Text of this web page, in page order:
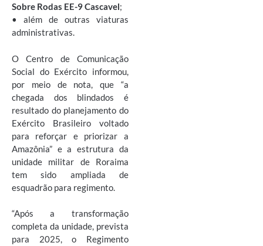
Sobre Rodas EE-9 Cascavel;
• além de outras viaturas
administrativas.
O Centro de Comunicação
Social do Exército informou,
por meio de nota, que “a
chegada dos blindados é
resultado do planejamento do
Exército Brasileiro voltado
para reforçar e priorizar a
Amazônia” e a estrutura da
unidade militar de Roraima
tem sido ampliada de
esquadrão para regimento.
“Após a transformação
completa da unidade, prevista
para 2025, o Regimento